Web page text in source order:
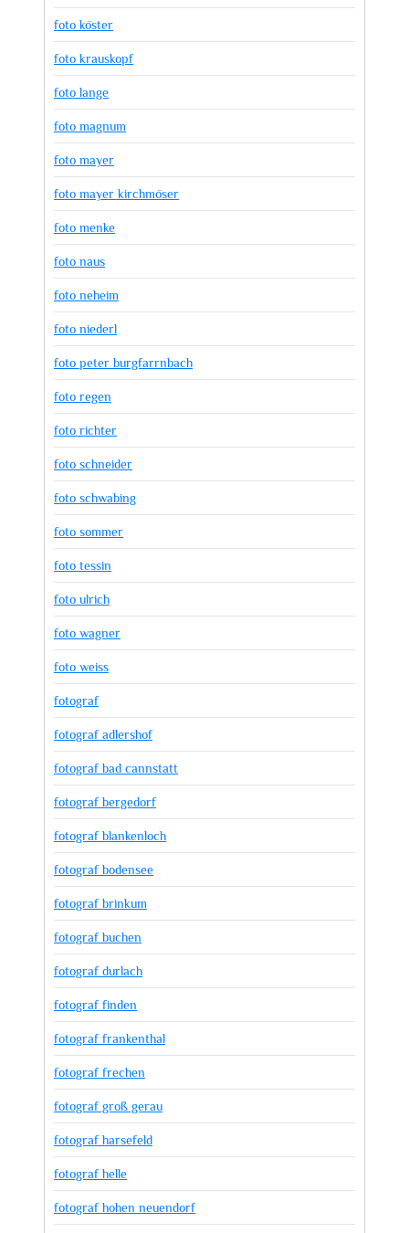
foto köster
foto krauskopf
foto lange
foto magnum
foto mayer
foto mayer kirchmöser
foto menke
foto naus
foto neheim
foto niederl
foto peter burgfarrnbach
foto regen
foto richter
foto schneider
foto schwabing
foto sommer
foto tessin
foto ulrich
foto wagner
foto weiss
fotograf
fotograf adlershof
fotograf bad cannstatt
fotograf bergedorf
fotograf blankenloch
fotograf bodensee
fotograf brinkum
fotograf buchen
fotograf durlach
fotograf finden
fotograf frankenthal
fotograf frechen
fotograf groß gerau
fotograf harsefeld
fotograf helle
fotograf hohen neuendorf